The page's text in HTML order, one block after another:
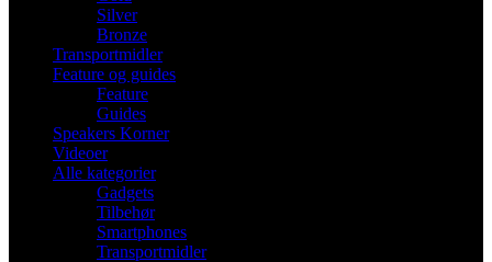
Silver
Bronze
Transportmidler
Feature og guides
Feature
Guides
Speakers Korner
Videoer
Alle kategorier
Gadgets
Tilbehør
Smartphones
Transportmidler